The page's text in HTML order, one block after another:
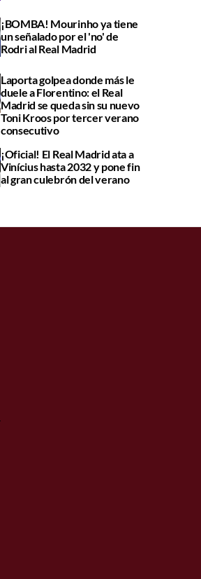
¡BOMBA! Mourinho ya tiene
un señalado por el 'no' de
Rodri al Real Madrid
Laporta golpea donde más le
duele a Florentino: el Real
Madrid se queda sin su nuevo
Toni Kroos por tercer verano
consecutivo
¡Oficial! El Real Madrid ata a
Vinícius hasta 2032 y pone fin
al gran culebrón del verano